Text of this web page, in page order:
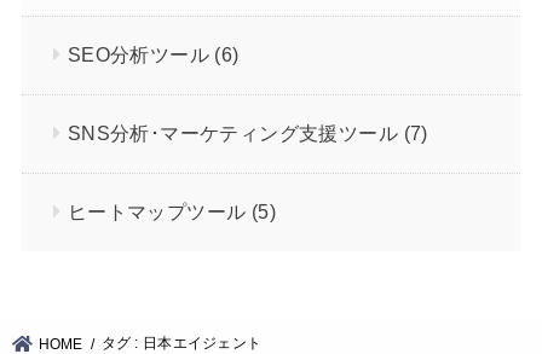
SEO分析ツール (6)
SNS分析･マーケティング支援ツール (7)
ヒートマップツール (5)
HOME タグ : 日本エイジェント